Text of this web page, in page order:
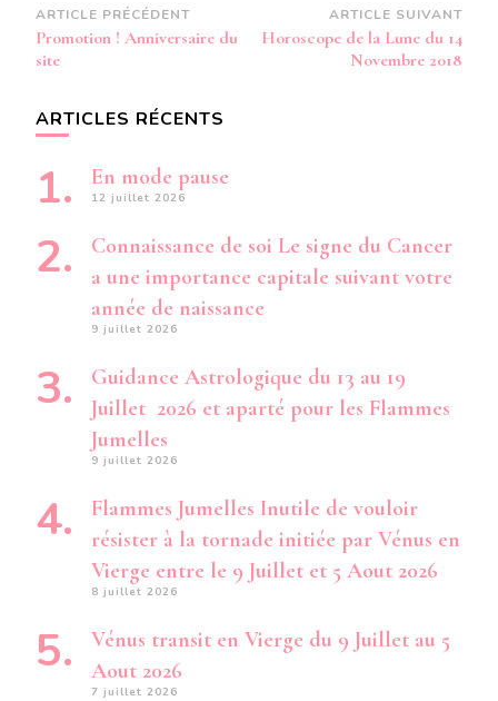
Navigation
d’article
ARTICLE PRÉCÉDENT
Promotion ! Anniversaire du
site
ARTICLE SUIVANT
Horoscope de la Lune du 14
Novembre 2018
ARTICLES RÉCENTS
En mode pause
12 juillet 2026
Connaissance de soi Le signe du Cancer
a une importance capitale suivant votre
année de naissance
9 juillet 2026
Guidance Astrologique du 13 au 19
Juillet 2026 et aparté pour les Flammes
Jumelles
9 juillet 2026
Flammes Jumelles Inutile de vouloir
résister à la tornade initiée par Vénus en
Vierge entre le 9 Juillet et 5 Aout 2026
8 juillet 2026
Vénus transit en Vierge du 9 Juillet au 5
Aout 2026
7 juillet 2026